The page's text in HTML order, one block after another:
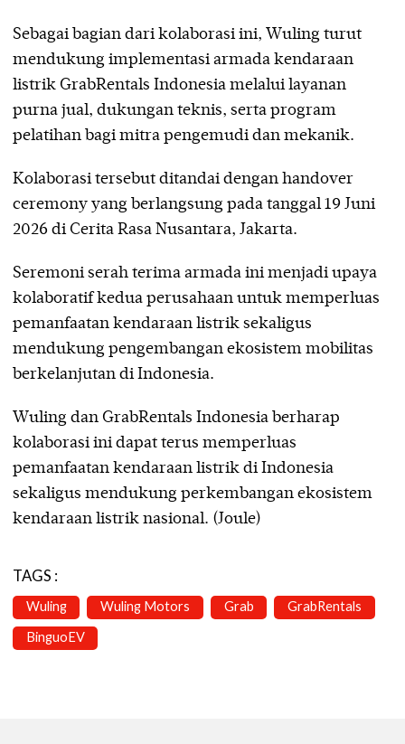
Sebagai bagian dari kolaborasi ini, Wuling turut
mendukung implementasi armada kendaraan
listrik GrabRentals Indonesia melalui layanan
purna jual, dukungan teknis, serta program
pelatihan bagi mitra pengemudi dan mekanik.
Kolaborasi tersebut ditandai dengan handover
ceremony yang berlangsung pada tanggal 19 Juni
2026 di Cerita Rasa Nusantara, Jakarta.
Seremoni serah terima armada ini menjadi upaya
kolaboratif kedua perusahaan untuk memperluas
pemanfaatan kendaraan listrik sekaligus
mendukung pengembangan ekosistem mobilitas
berkelanjutan di Indonesia.
Wuling dan GrabRentals Indonesia berharap
kolaborasi ini dapat terus memperluas
pemanfaatan kendaraan listrik di Indonesia
sekaligus mendukung perkembangan ekosistem
kendaraan listrik nasional. (Joule)
TAGS :
Wuling Wuling Motors Grab GrabRentals
BinguoEV